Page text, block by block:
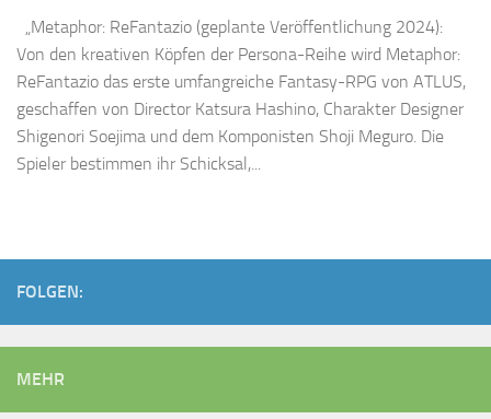
„Metaphor: ReFantazio (geplante Veröffentlichung 2024):
Von den kreativen Köpfen der Persona-Reihe wird Metaphor:
ReFantazio das erste umfangreiche Fantasy-RPG von ATLUS,
geschaffen von Director Katsura Hashino, Charakter Designer
Shigenori Soejima und dem Komponisten Shoji Meguro. Die
Spieler bestimmen ihr Schicksal,...
FOLGEN:
MEHR